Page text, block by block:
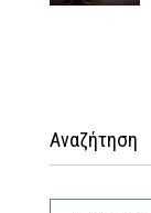
Αναζήτηση